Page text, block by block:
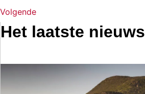
Volgende
Het laatste nieuws